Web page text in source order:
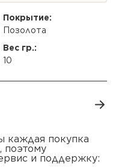
Покрытие:
Позолота
Вес гр.:
10
каждая покупка
поэтому
и поддержку: